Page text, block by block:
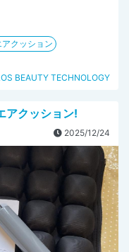
クッション
BEAUTY TECHNOLOGY
アクッション!
2025/12/24